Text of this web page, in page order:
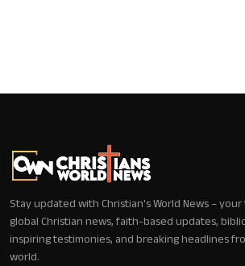
Stay updated with Christian's World News –
global Christian news, faith-based updates,
inspiring testimonies, and breaking headlines
world.